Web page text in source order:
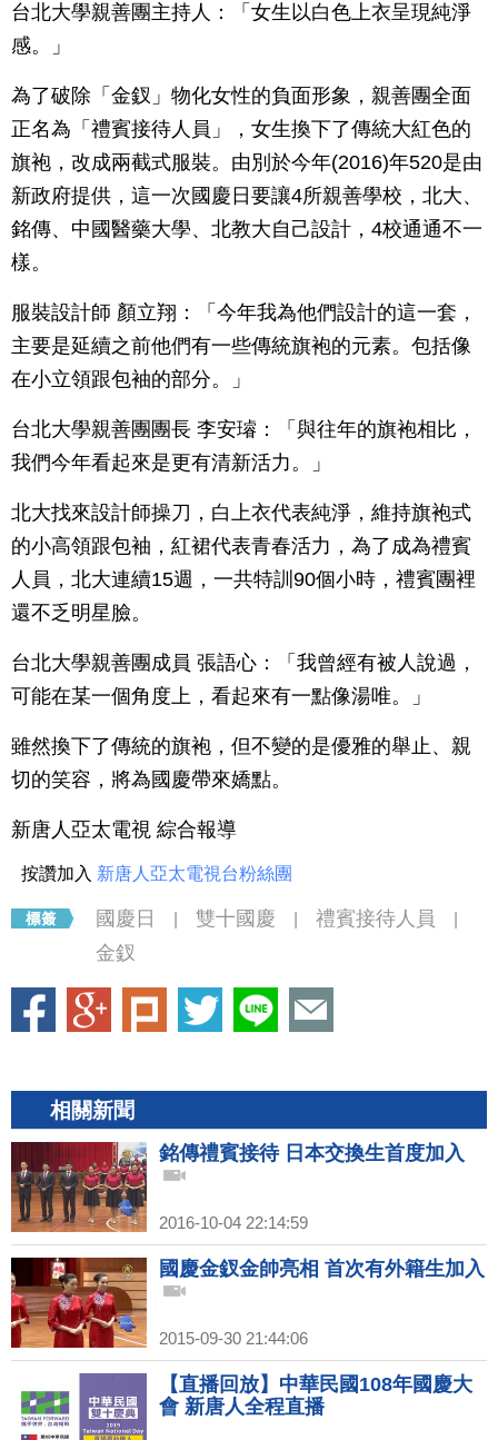
台北大學親善團主持人：「女生以白色上衣呈現純淨
感。」
為了破除「金釵」物化女性的負面形象，親善團全面
正名為「禮賓接待人員」，女生換下了傳統大紅色的
旗袍，改成兩截式服裝。由別於今年(2016)年520是由
新政府提供，這一次國慶日要讓4所親善學校，北大、
銘傳、中國醫藥大學、北教大自己設計，4校通通不一
樣。
服裝設計師 顏立翔：「今年我為他們設計的這一套，
主要是延續之前他們有一些傳統旗袍的元素。包括像
在小立領跟包袖的部分。」
台北大學親善團團長 李安璿：「與往年的旗袍相比，
我們今年看起來是更有清新活力。」
北大找來設計師操刀，白上衣代表純淨，維持旗袍式
的小高領跟包袖，紅裙代表青春活力，為了成為禮賓
人員，北大連續15週，一共特訓90個小時，禮賓團裡
還不乏明星臉。
台北大學親善團成員 張語心：「我曾經有被人說過，
可能在某一個角度上，看起來有一點像湯唯。」
雖然換下了傳統的旗袍，但不變的是優雅的舉止、親
切的笑容，將為國慶帶來嬌點。
新唐人亞太電視 綜合報導
按讚加入 新唐人亞太電視台粉絲團
國慶日 雙十國慶 禮賓接待人員
金釵
相關新聞
銘傳禮賓接待 日本交換生首度加入
2016-10-04 22:14:59
國慶金釵金帥亮相 首次有外籍生加入
2015-09-30 21:44:06
【直播回放】中華民國108年國慶大
會 新唐人全程直播